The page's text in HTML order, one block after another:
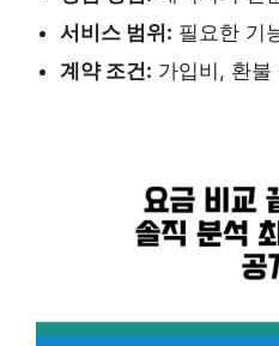
서비스 범위: 필요한 기
계약 조건: 가입비, 환불